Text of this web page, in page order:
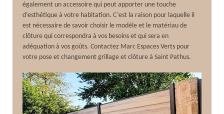
également un accessoire qui peut apporter une touche
d’esthétique à votre habitation. C’est la raison pour laquelle il
est nécessaire de savoir choisir le modèle et le matériau de
clôture qui correspondra à vos besoins et qui sera en
adéquation à vos goûts. Contactez Marc Espaces Verts pour
votre pose et changement grillage et clôture à Saint Pathus.